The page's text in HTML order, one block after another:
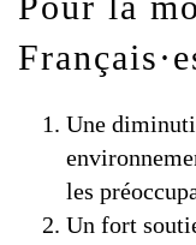
Une
les
Un fort